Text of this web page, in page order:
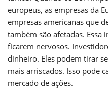
europeus, as empresas da
empresas americanas que
também são afetadas. Essa
ficarem nervosos.
dinheiro. Eles podem tirar
mais arriscados. Isso pode
mercado de ações.